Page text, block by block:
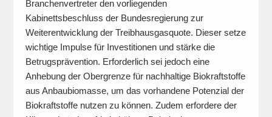
Branchenvertreter den vorliegenden
Kabinettsbeschluss der Bundesregierung zur
Weiterentwicklung der Treibhausgasquote. Dieser setze
wichtige Impulse für Investitionen und stärke die
Betrugsprävention. Erforderlich sei jedoch eine
Anhebung der Obergrenze für nachhaltige Biokraftstoffe
aus Anbaubiomasse, um das vorhandene Potenzial der
Biokraftstoffe nutzen zu können. Zudem erfordere der